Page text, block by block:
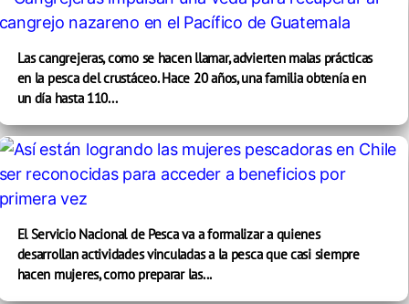
Las cangrejeras, como se hacen llamar, advierten malas prácticas
en la pesca del crustáceo. Hace 20 años, una familia obtenía en
un día hasta 110...
El Servicio Nacional de Pesca va a formalizar a quienes
desarrollan actividades vinculadas a la pesca que casi siempre
hacen mujeres, como preparar las...